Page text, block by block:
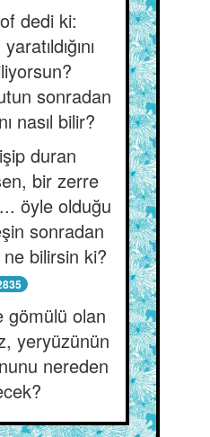
dedi ki:
sonradan
nasıl bilir?
duran
bir zerre
öyle olduğu
sonradan
ne bilirsin ki?
gömülü olan
yeryüzünün
nereden